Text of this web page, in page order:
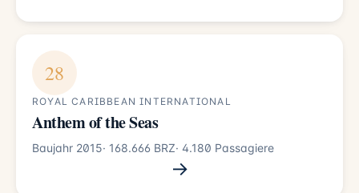
28
ROYAL CARIBBEAN INTERNATIONAL
Anthem of the Seas
Baujahr 2015· 168.666 BRZ· 4.180 Passagiere
→